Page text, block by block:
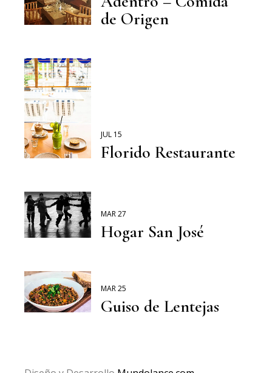
de Origen
JUL 15
Florido Restaurante
MAR 27
Hogar San José
MAR 25
Guiso de Lentejas